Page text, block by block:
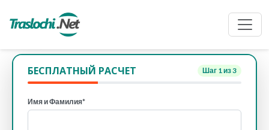
БЕСПЛАТНЫЙ РАСЧЕТ Шаг 1из 3
Имя и Фамилия*